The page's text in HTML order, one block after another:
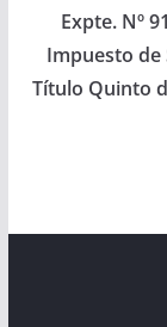
Públicas,
Presupuesto).
Aprobado en
el 10/07/
Expte. Nº
Impuesto de
Título Quinto